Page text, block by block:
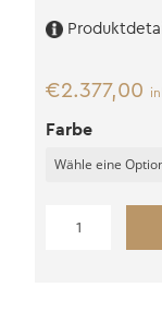
€2.377,00
Farbe